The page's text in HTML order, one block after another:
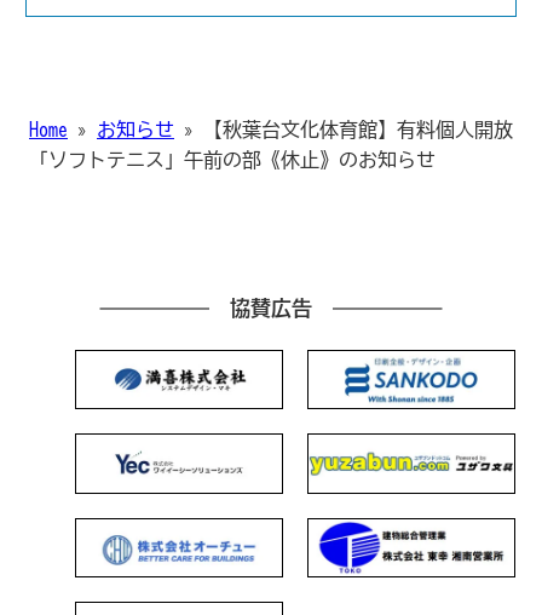
Home » お知らせ »
【秋葉台文化体育館】有料個人開放
「ソフトテニス」午前の部《休止》のお知らせ
協賛広告